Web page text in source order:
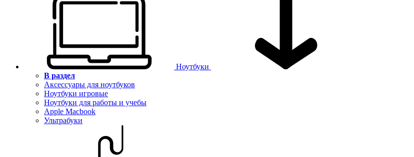
Ноутбуки
В раздел
Аксессуары для ноутбуков
Ноутбуки игровые
Ноутбуки для работы и учебы
Apple Macbook
Ультрабуки